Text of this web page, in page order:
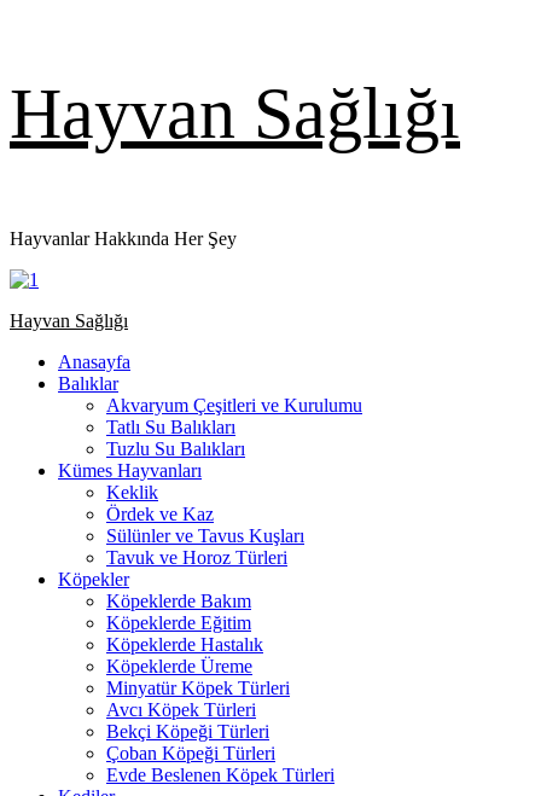
Hayvan Sağlığı
Hayvanlar Hakkında Her Şey
Primary
Hayvan Sağlığı
Anasayfa
Balıklar
Akvaryum Çeşitleri ve Kurulumu
Tatlı Su Balıkları
Tuzlu Su Balıkları
Kümes Hayvanları
Keklik
Ördek ve Kaz
Sülünler ve Tavus Kuşları
Tavuk ve Horoz Türleri
Köpekler
Köpeklerde Bakım
Köpeklerde Eğitim
Köpeklerde Hastalık
Köpeklerde Üreme
Minyatür Köpek Türleri
Avcı Köpek Türleri
Bekçi Köpeği Türleri
Çoban Köpeği Türleri
Evde Beslenen Köpek Türleri